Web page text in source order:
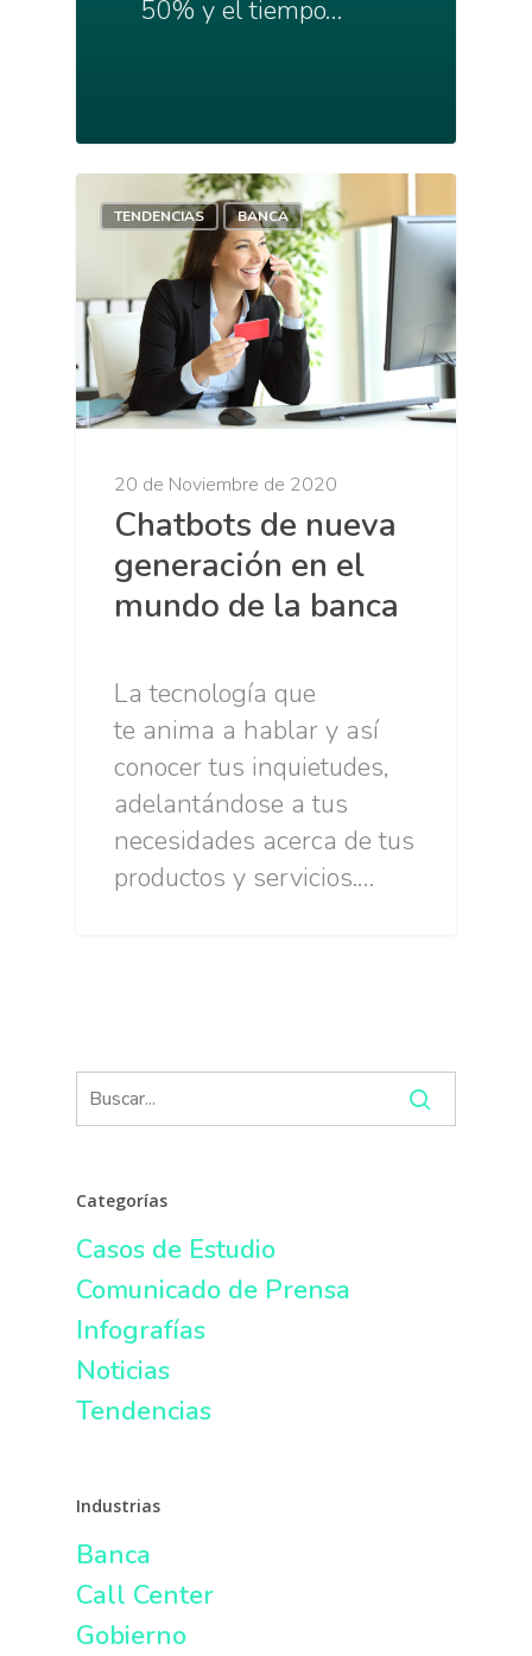
50% y el tiempo…
TENDENCIAS BANCA
20 de Noviembre de 2020
Chatbots de nueva
generación en el
mundo de la banca
La tecnología que
te anima a hablar y así
conocer tus inquietudes,
adelantándose a tus
necesidades acerca de tus
productos y servicios.…
Categorías
Casos de Estudio
Comunicado de Prensa
Infografías
Noticias
Tendencias
Industrias
Banca
Call Center
Gobierno